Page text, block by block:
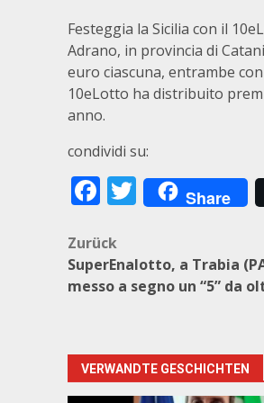
Festeggia la Sicilia con il
Adrano, in provincia di
euro ciascuna, entrambe
10eLotto ha distribuito
anno.
condividi su:
Facebook
Twitter
Share
Zurück
SuperEnalotto, a Trabia
messo a segno un “5” da
VERWANDTE GESCHICHTEN